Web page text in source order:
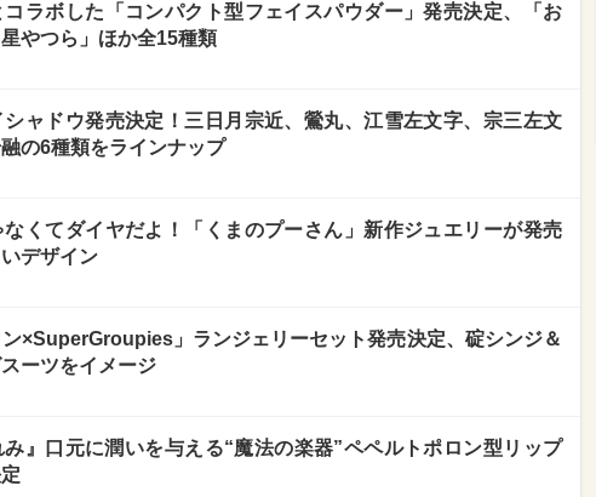
コラボした「コンパクト型フェイスパウダー」発売決定、「お
やつら」ほか全15種類
シャドウ発売決定！三日月宗近、鶯丸、江雪左文字、宗三左文
の6種類をラインナップ
くてダイヤだよ！「くまのプーさん」新作ジュエリーが発売
デザイン
ン×SuperGroupies」ランジェリーセット発売決定、碇シンジ＆
ーツをイメージ
み』口元に潤いを与える“魔法の楽器”ペペルトポロン型リップ